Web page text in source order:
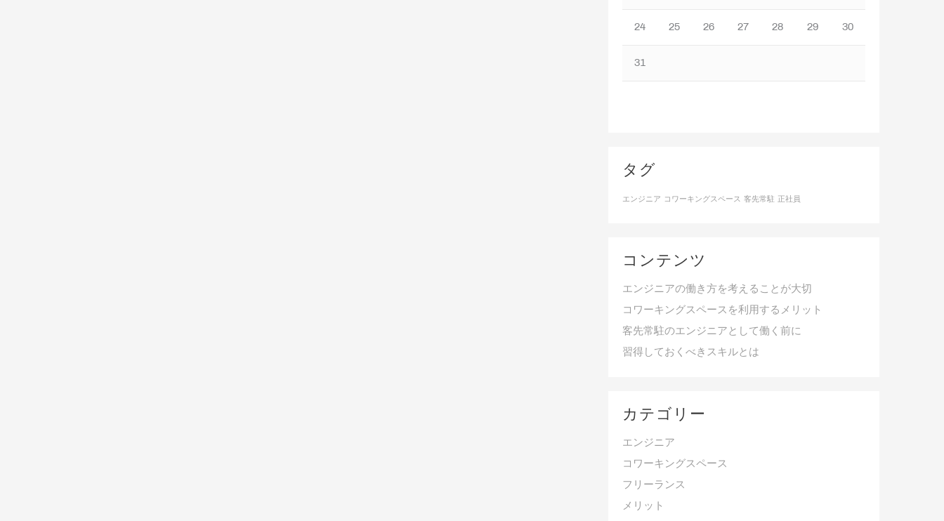
24 25 26 27 28 29 30
31
タグ
エンジニア コワーキングスペース 客先常駐 正社員
コンテンツ
エンジニアの働き方を考えることが大切
コワーキングスペースを利用するメリット
客先常駐のエンジニアとして働く前に
習得しておくべきスキルとは
カテゴリー
エンジニア
コワーキングスペース
フリーランス
メリット